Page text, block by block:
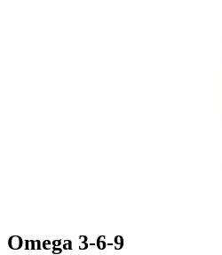
Omega 3-6-9